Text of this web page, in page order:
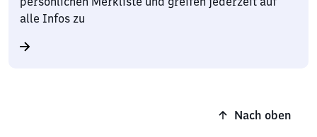
alle Infos zu
Nach oben